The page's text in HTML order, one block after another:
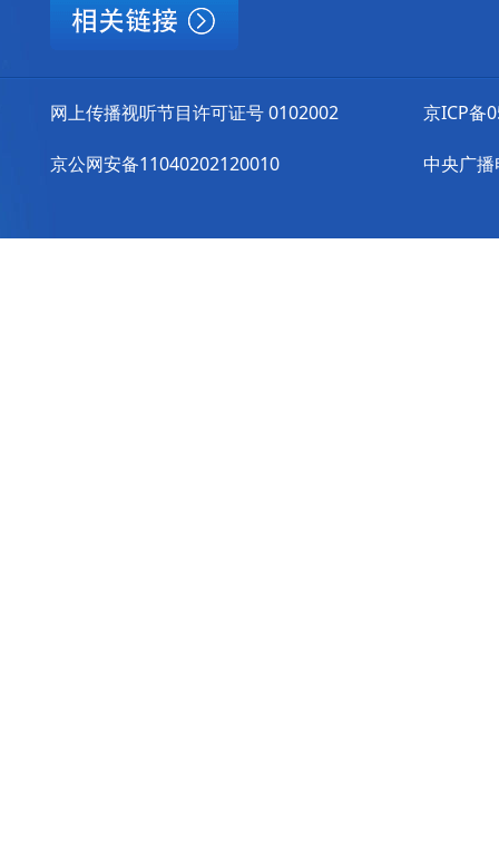
网上传播视听节目许可证号 0102002
京公网安备11040202120010
京ICP备
中央广